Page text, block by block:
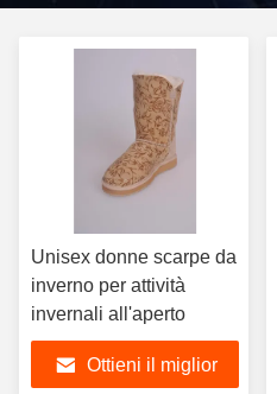
Unisex donne scarpe da
inverno per attività
invernali all'aperto
Ottieni il miglior